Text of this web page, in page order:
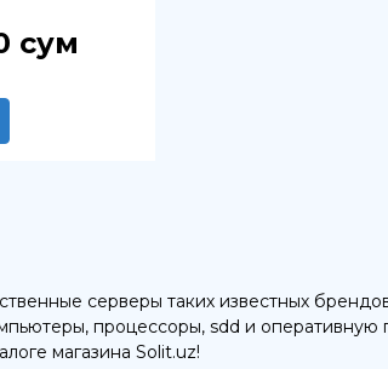
сум
серверы таких известных
процессоры, sdd и оперативную
магазина Solit.uz!